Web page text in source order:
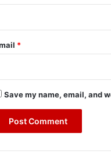
*
Save my name, email, and